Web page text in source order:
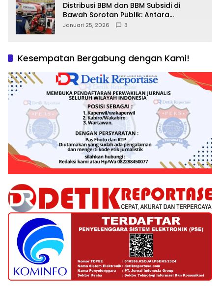
Distribusi BBM dan BBM Subsidi di
Bawah Sorotan Publik: Antara
Kepentingan Negara, Hak Konsumen,
Januari 25, 2026 3
Kesempatan Bergabung dengan Kami!